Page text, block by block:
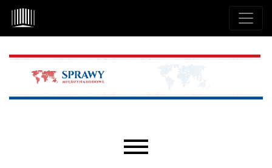
Przejdź do głównego menu
Przejdź do sekcji głównej
Przejdź do stopki